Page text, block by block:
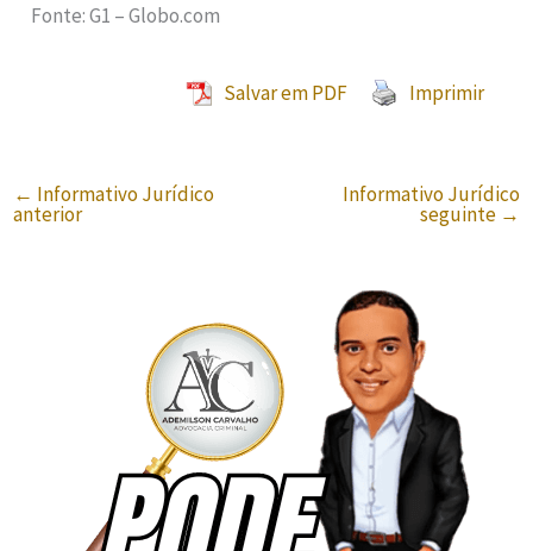
Fonte: G1 – Globo.com
Salvar em PDF Imprimir
← Informativo Jurídico
anterior
Informativo Jurídico
seguinte →